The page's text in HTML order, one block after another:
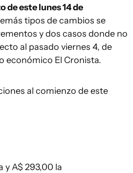
de este lunes 14 de
tipos de cambios se
y dos casos donde no
al pasado viernes 4, de
económico El Cronista.
al comienzo de este
y A$ 293,00 la